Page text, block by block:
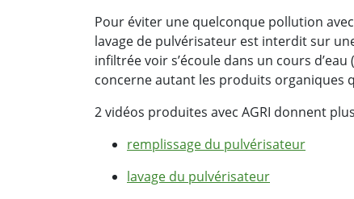
Pour éviter une quelconque pollution
lavage de pulvérisateur est interdit sur
infiltrée voir s’écoule dans un cours
concerne autant les produits organiques
2 vidéos produites avec AGRI donnent
remplissage du pulvérisateur
lavage du pulvérisateur